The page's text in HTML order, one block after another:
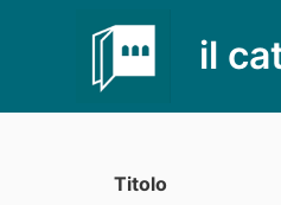
il
Titolo